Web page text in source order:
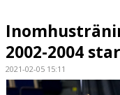
MEDLEM
MATCHER
2002-2004
2021-02-05 15:11